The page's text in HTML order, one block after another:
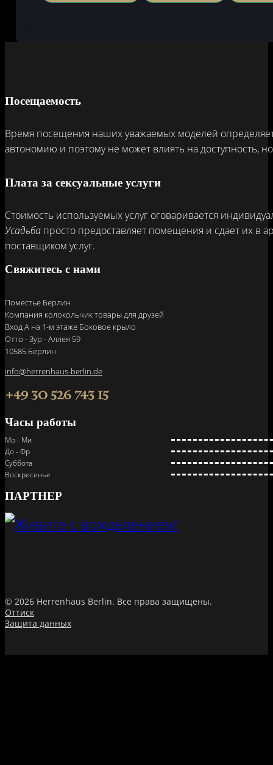
Посещаемость
Время посещения наших уважаемых моделей
автономию и поэтому не может влиять на доступность,
Плата за сексуальные услуги
Стоимость используемых услуг оговаривается
Усадьба просто предоставляет помещения и сдает их в
поставщиком услуг.
Свяжитесь с нами
Поместье Берлин
Компания колокольчик товары для друзей
Вход A на 1-м этаже Боковое крыло
Отто - Зур - Аллея 59
10585 Берлин
info@herrenhaus-berlin.de
+49 30 526 743 15
Часы работы
Мо - Ми
До - Фр
Суббота
Воскресенье
ПАРТНЕР
© 2026 Herrenhaus Berlin. Все права защищены.
Оттиск
Защита данных